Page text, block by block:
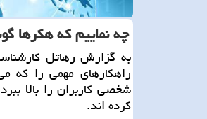
چه نماییم كه هكرها
به گزارش رهاتل
راهكارهای مهمی را كه
شخصی كاربران را بالا
كرده اند.